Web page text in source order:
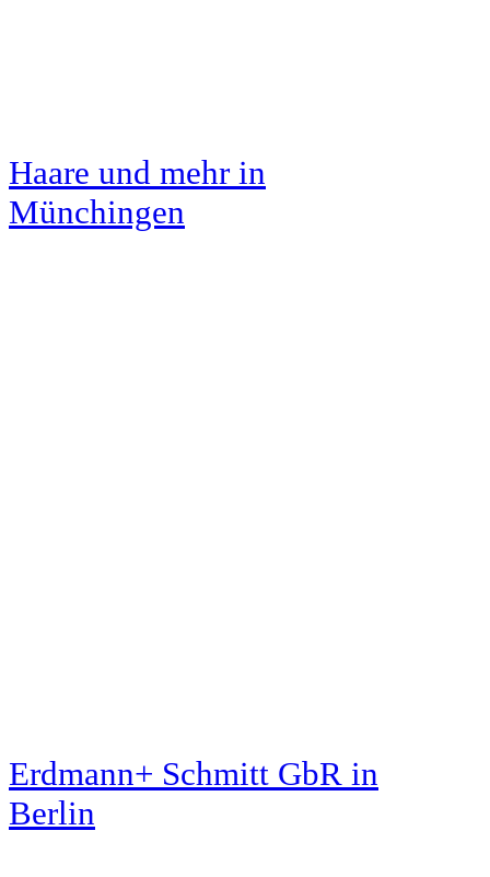
Haare und mehr in
Münchingen
Erdmann+ Schmitt GbR in
Berlin